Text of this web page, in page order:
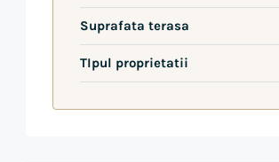
Suprafata terasa
TIpul proprietatii